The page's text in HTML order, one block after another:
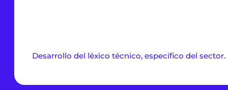
Desarrollo del léxico técnico, específico del sector.